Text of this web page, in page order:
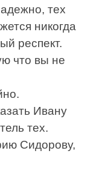
тех
никогда
респект.
что вы не
Ивану
тех.
Сидорову,